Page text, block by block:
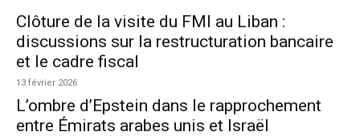
Clôture de la visite du FMI au Liban :
discussions sur la restructuration bancaire
et le cadre fiscal
13 février 2026
L’ombre d’Epstein dans le rapprochement
entre Émirats arabes unis et Israël